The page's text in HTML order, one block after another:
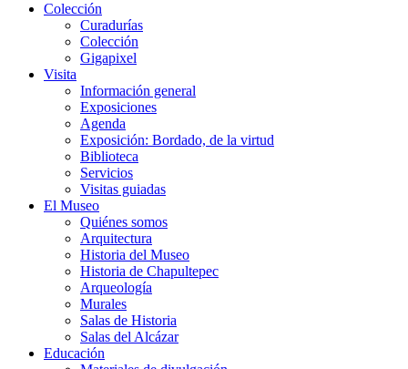
Colección
Curadurías
Colección
Gigapixel
Visita
Información general
Exposiciones
Agenda
Exposición: Bordado, de la virtud
Biblioteca
Servicios
Visitas guiadas
El Museo
Quiénes somos
Arquitectura
Historia del Museo
Historia de Chapultepec
Arqueología
Murales
Salas de Historia
Salas del Alcázar
Educación